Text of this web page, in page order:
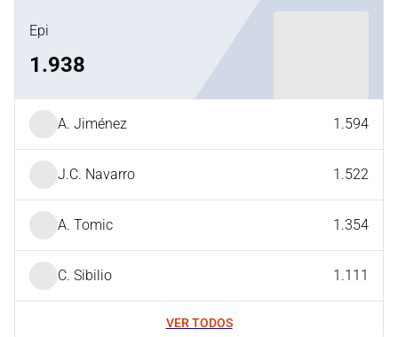
Epi
1.938
A. Jiménez 1.594
J.C. Navarro 1.522
A. Tomic 1.354
C. Sibilio 1.111
VER TODOS